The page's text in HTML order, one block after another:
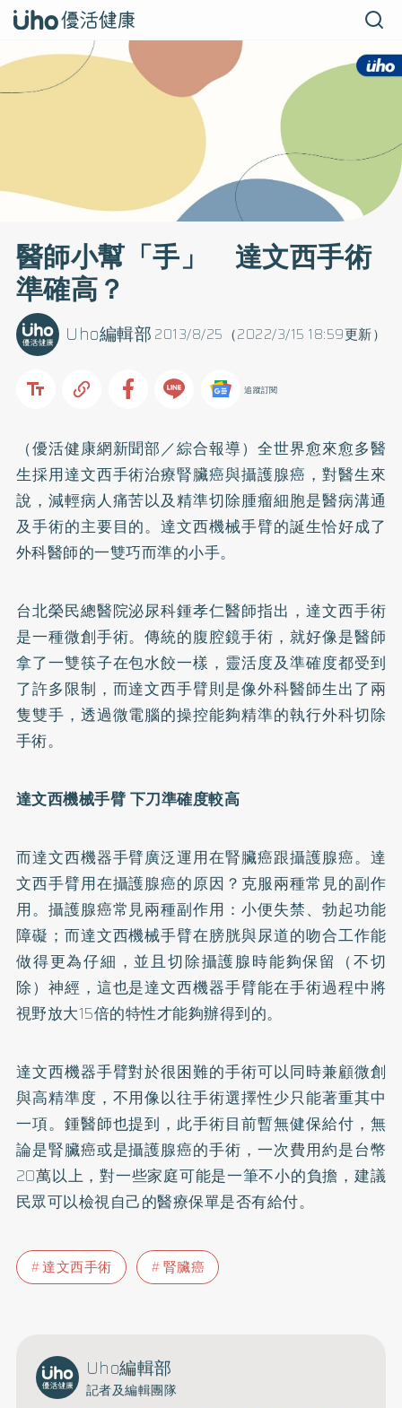
醫師小幫「手」 達文西手術
準確高？
2013/8/25（2022/3/15 18:59更新）
Uho編輯部
追蹤訂閱
（優活健康網新聞部／綜合報導）全世界愈來愈多醫
生採用達文西手術治療腎臟癌與攝護腺癌，對醫生來
說，減輕病人痛苦以及精準切除腫瘤細胞是醫病溝通
及手術的主要目的。達文西機械手臂的誕生恰好成了
外科醫師的一雙巧而準的小手。
台北榮民總醫院泌尿科鍾孝仁醫師指出，達文西手術
是一種微創手術。傳統的腹腔鏡手術，就好像是醫師
拿了一雙筷子在包水餃一樣，靈活度及準確度都受到
了許多限制，而達文西手臂則是像外科醫師生出了兩
隻雙手，透過微電腦的操控能夠精準的執行外科切除
手術。
達文西機械手臂 下刀準確度較高
而達文西機器手臂廣泛運用在腎臟癌跟攝護腺癌。達
文西手臂用在攝護腺癌的原因？克服兩種常見的副作
用。攝護腺癌常見兩種副作用：小便失禁、勃起功能
障礙；而達文西機械手臂在膀胱與尿道的吻合工作能
做得更為仔細，並且切除攝護腺時能夠保留（不切
除）神經，這也是達文西機器手臂能在手術過程中將
視野放大15倍的特性才能夠辦得到的。
達文西機器手臂對於很困難的手術可以同時兼顧微創
與高精準度，不用像以往手術選擇性少只能著重其中
一項。鍾醫師也提到，此手術目前暫無健保給付，無
論是腎臟癌或是攝護腺癌的手術，一次費用約是台幣
20萬以上，對一些家庭可能是一筆不小的負擔，建議
民眾可以檢視自己的醫療保單是否有給付。
達文西手術 腎臟癌
Uho編輯部
記者及編輯團隊